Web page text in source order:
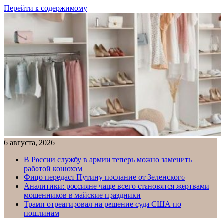
Перейти к содержимому
6 августа, 2026
В России службу в армии теперь можно заменить
работой конюхом
Фицо передаст Путину послание от Зеленского
Аналитики: россияне чаще всего становятся жертвами
мошенников в майские праздники
Трамп отреагировал на решение суда США по
пошлинам